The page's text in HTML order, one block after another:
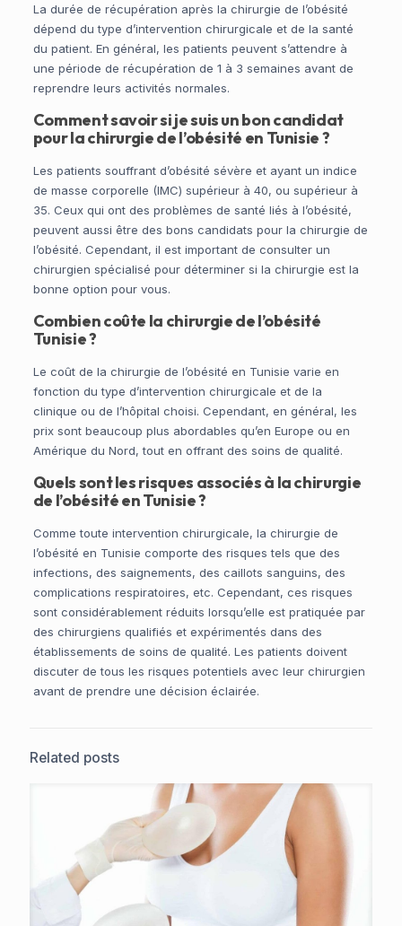
La durée de récupération après la chirurgie de l’obésité
dépend du type d’intervention chirurgicale et de la santé
du patient. En général, les patients peuvent s’attendre à
une période de récupération de 1 à 3 semaines avant de
reprendre leurs activités normales.
Comment savoir si je suis un bon candidat
pour la chirurgie de l’obésité en Tunisie ?
Les patients souffrant d’obésité sévère et ayant un indice
de masse corporelle (IMC) supérieur à 40, ou supérieur à
35. Ceux qui ont des problèmes de santé liés à l’obésité,
peuvent aussi être des bons candidats pour la chirurgie de
l’obésité. Cependant, il est important de consulter un
chirurgien spécialisé pour déterminer si la chirurgie est la
bonne option pour vous.
Combien coûte la chirurgie de l’obésité
Tunisie ?
Le coût de la chirurgie de l’obésité en Tunisie varie en
fonction du type d’intervention chirurgicale et de la
clinique ou de l’hôpital choisi. Cependant, en général, les
prix sont beaucoup plus abordables qu’en Europe ou en
Amérique du Nord, tout en offrant des soins de qualité.
Quels sont les risques associés à la chirurgie
de l’obésité en Tunisie ?
Comme toute intervention chirurgicale, la chirurgie de
l’obésité en Tunisie comporte des risques tels que des
infections, des saignements, des caillots sanguins, des
complications respiratoires, etc. Cependant, ces risques
sont considérablement réduits lorsqu’elle est pratiquée par
des chirurgiens qualifiés et expérimentés dans des
établissements de soins de qualité. Les patients doivent
discuter de tous les risques potentiels avec leur chirurgien
avant de prendre une décision éclairée.
Related posts